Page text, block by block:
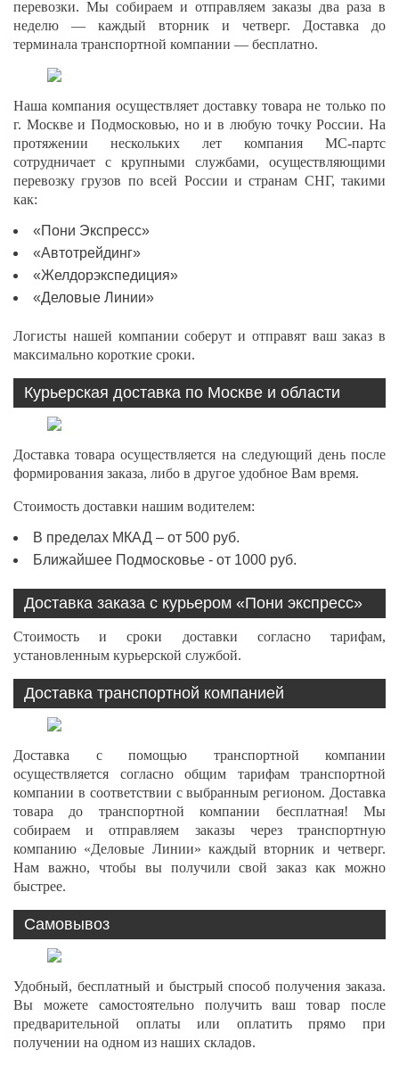
перевозки. Мы собираем и отправляем заказы два раза в
неделю — каждый вторник и четверг. Доставка до
терминала транспортной компании — бесплатно.
Наша компания осуществляет доставку товара не только по
г. Москве и Подмосковью, но и в любую точку России. На
протяжении нескольких лет компания МС-партс
сотрудничает с крупными службами, осуществляющими
перевозку грузов по всей России и странам СНГ, такими
как:
«Пони Экспресс»
«Автотрейдинг»
«Желдорэкспедиция»
«Деловые Линии»
Логисты нашей компании соберут и отправят ваш заказ в
максимально короткие сроки.
Курьерская доставка по Москве и области
Доставка товара осуществляется на следующий день после
формирования заказа, либо в другое удобное Вам время.
Стоимость доставки нашим водителем:
В пределах МКАД – от 500 руб.
Ближайшее Подмосковье - от 1000 руб.
Доставка заказа с курьером «Пони экспресс»
Стоимость и сроки доставки согласно тарифам,
установленным курьерской службой.
Доставка транспортной компанией
Доставка с помощью транспортной компании
осуществляется согласно общим тарифам транспортной
компании в соответствии с выбранным регионом. Доставка
товара до транспортной компании бесплатная! Мы
собираем и отправляем заказы через транспортную
компанию «Деловые Линии» каждый вторник и четверг.
Нам важно, чтобы вы получили свой заказ как можно
быстрее.
Самовывоз
Удобный, бесплатный и быстрый способ получения заказа.
Вы можете самостоятельно получить ваш товар после
предварительной оплаты или оплатить прямо при
получении на одном из наших складов.